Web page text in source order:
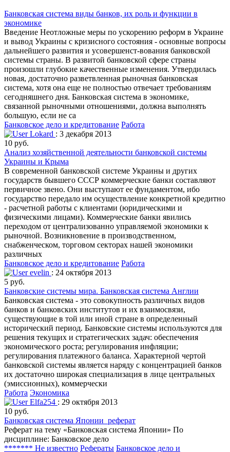
Банковская система виды банков, их роль и функции в
экономике
Введение Неотложные меры по ускорению реформ в Украине
и вывод Украины с кризисного состояния - основные вопросы
дальнейшего развития и усовершенст-вования банковской
системы страны. В развитой банковской сфере страны
произошли глубокие качественные изменения. Утвердилась
новая, достаточно разветвленная рыночная банковская
система, хотя она еще не полностью отвечает требованиям
сегодняшнего дня. Банковская система в экономике,
связанной рыночными отношениями, должна выполнять
большую, если не са
Банковское дело и кредитование Работа
Lokard : 3 декабря 2013
10 руб.
Анализ хозяйственной деятельности банковской системы
Украины и Крыма
В современной банковской системе Украины и других
государств бывшего СССР коммерческие банки составляют
первичное звено. Они выступают ее фундаментом, ибо
государство передало им осуществление конкретной кредитно
- расчетной работы с клиентами (юридическими и
физическими лицами). Коммерческие банки явились
переходом от централизованно управляемой экономики к
рыночной. Возникновение в производственном,
снабженческом, торговом секторах нашей экономики
различных
Банковское дело и кредитование Работа
evelin : 24 октября 2013
5 руб.
Банковские системы мира. Банковская система Англии
Банковская система - это совокупность различных видов
банков и банковских институтов и их взаимосвязи,
существующие в той или иной стране в определенный
исторический период. Банковские системы используются для
решения текущих и стратегических задач: обеспечения
экономического роста; регулирования инфляции;
регулирования платежного баланса. Характерной чертой
банковской системы является наряду с концентрацией банков
их достаточно широкая специализация в лице центральных
(эмиссионных), коммерчески
Работа Экономика
Elfa254 : 29 октября 2013
10 руб.
Банковская система Японии_реферат
Реферат на тему «Банковская система Японии» По
дисциплине: Банковское дело
******* Не известно Рефераты Банковское дело и